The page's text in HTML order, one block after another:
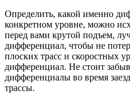
Определить, какой именно
конкретном уровне, можно
перед вами крутой подъем,
дифференциал, чтобы не
плоских трасс и скоростных
дифференциал. Не стоит
дифференциалы во время
трассы.